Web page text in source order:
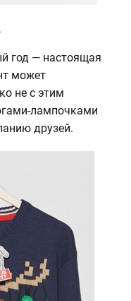
год — настоящая
может
не с этим
лампочками
друзей.